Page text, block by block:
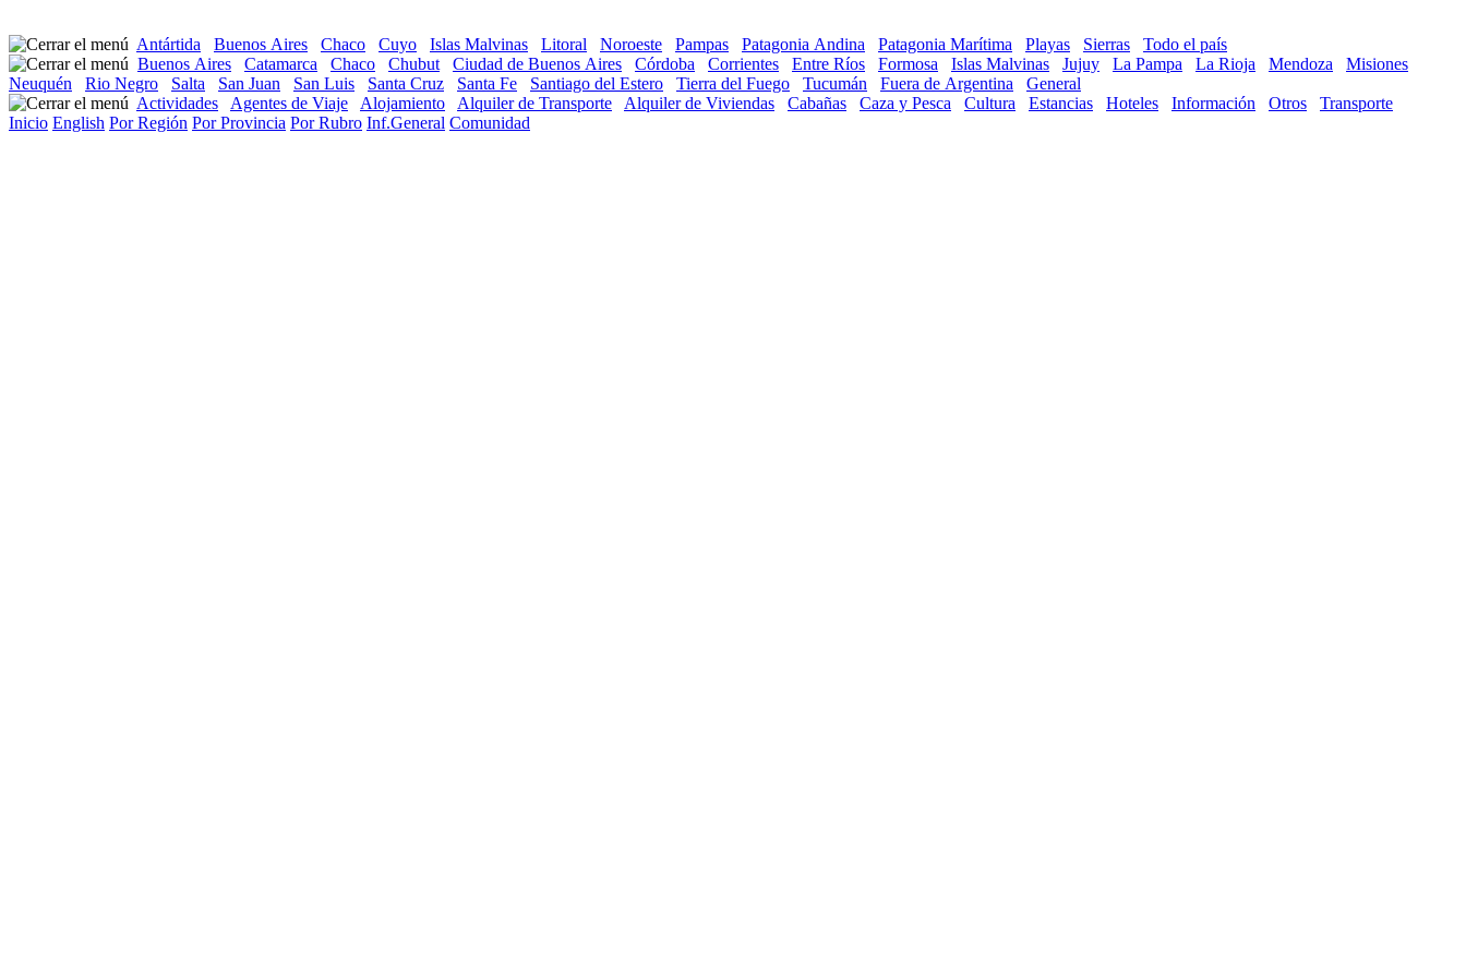
Antártida Buenos Aires Chaco Cuyo Islas Malvinas Litoral Noroeste Pampas Patagonia Andina Patagonia Marítima Playas Sierras
Todo el país
Buenos Aires
Catamarca Chaco Chubut Ciudad de Buenos Aires Córdoba Corrientes Entre Ríos Formosa Islas Malvinas Jujuy La Pampa La Rioja Mendoza
Misiones
Neuquén
Rio Negro Salta San Juan San Luis Santa Cruz Santa Fe Santiago del Estero Tierra del Fuego Tucumán Fuera de Argentina
General
Actividades
Agentes de Viaje Alojamiento Alquiler de Transporte Alquiler de Viviendas Cabañas Caza y Pesca Cultura Estancias Hoteles Información Otros
Transporte
Inicio English Por Región Por Provincia Por Rubro Inf.General Comunidad